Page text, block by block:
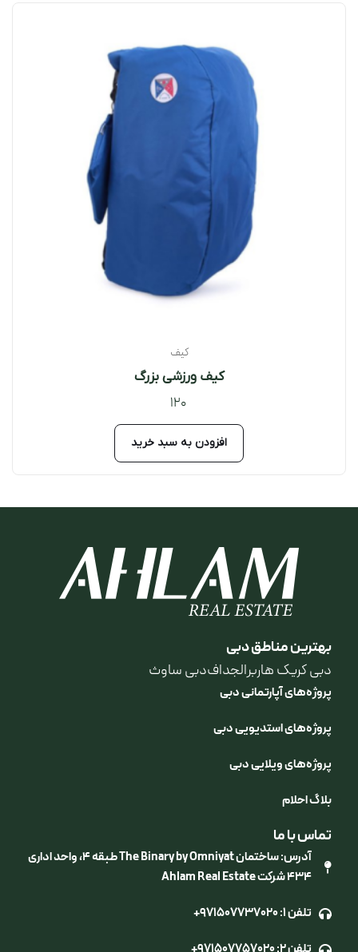
کیف
کیف ورزشی بزرگ
120
افزودن به سبد خرید
تماس با ما
آدرس: ساختمان The Binary by Omniyat طبقه ۴، واحد اداری
۴۳۴ شرکت Ahlam Real Estate
تلفن 1: +971507737020
بهترین مناطق دبی
دبی کریک هاربرالجدافدبی ساوث
پروژه‌های آپارتمانی دبی
پروژه‌های استدیویی دبی
پروژه‌های ویلایی دبی
بلاگ احلام